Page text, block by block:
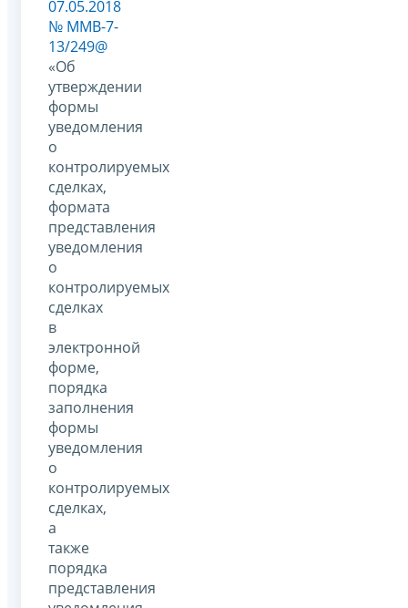
07.05.2018
№ ММВ-7-
13/249@
«Об
утверждении
формы
уведомления
о
контролируемых
сделках,
формата
представления
уведомления
о
контролируемых
сделках
в
электронной
форме,
порядка
заполнения
формы
уведомления
о
контролируемых
сделках,
а
также
порядка
представления